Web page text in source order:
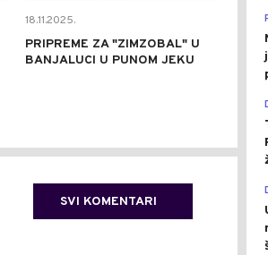
18.11.2025.
PRIPREME ZA "ZIMZOBAL" U
BANJALUCI U PUNOM JEKU
SVI KOMENTARI